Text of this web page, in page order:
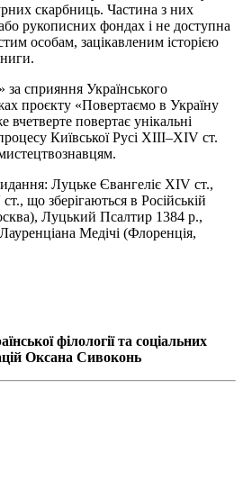
скарбниць. Частина з них
рукописних фондах і не доступна
особам, зацікавленим історією
сприяння Українського
проєкту «Повертаємо в Україну
повертає унікальні
Київської Русі ХІІІ–XIV ст.
Луцьке Євангеліє XIV ст.,
що зберігаються в Російській
Луцький Псалтир 1384 р.,
Лауренціана Медічі (Флоренція,
філології та соціальних
Оксана Сивоконь